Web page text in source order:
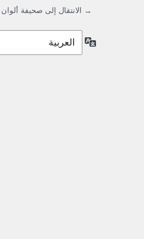
→ الانتقال إلى صحيفة ألوان
اللغة